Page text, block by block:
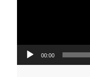
00:00